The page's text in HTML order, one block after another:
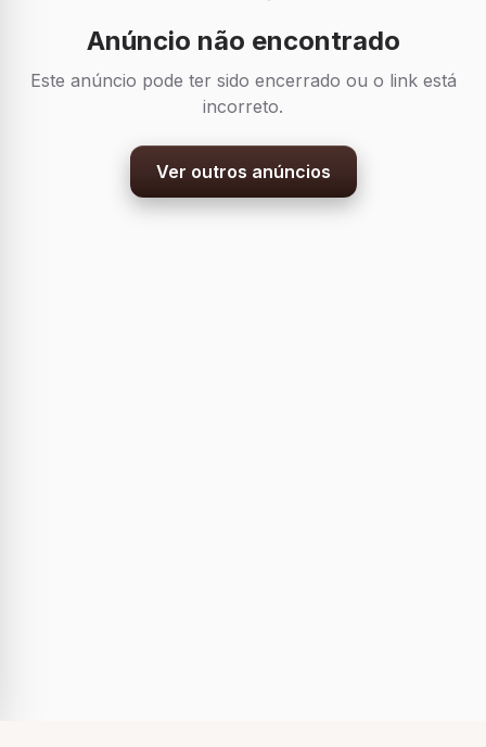
Anúncio não encontrado
Este anúncio pode ter sido encerrado ou o link está
incorreto.
Ver outros anúncios